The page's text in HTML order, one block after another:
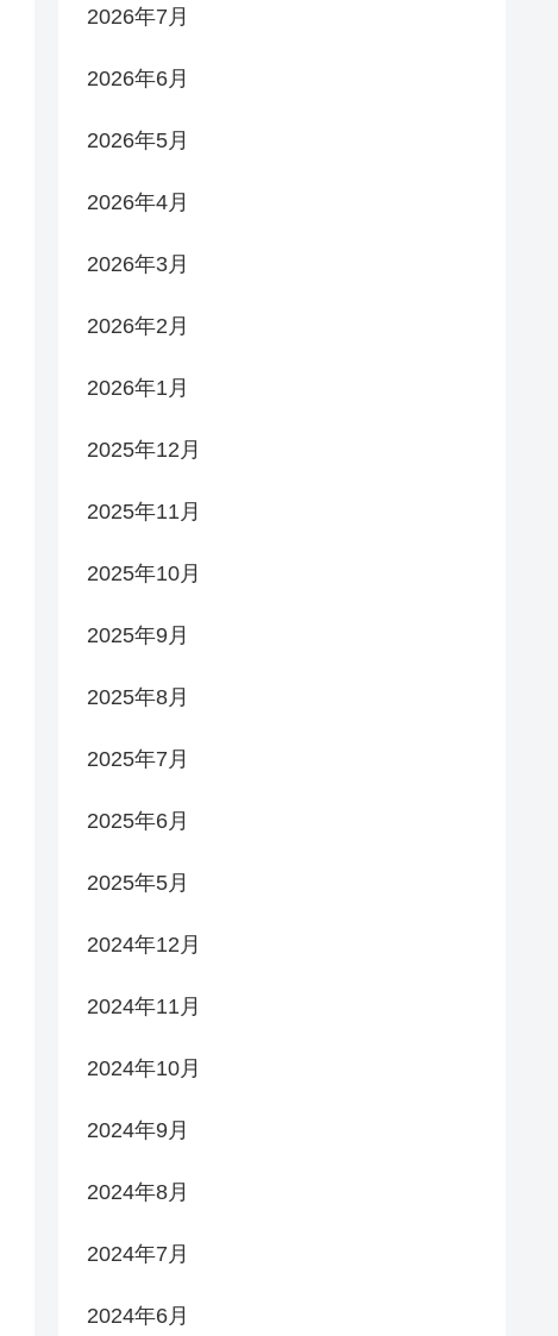
2026年7月
2026年6月
2026年5月
2026年4月
2026年3月
2026年2月
2026年1月
2025年12月
2025年11月
2025年10月
2025年9月
2025年8月
2025年7月
2025年6月
2025年5月
2024年12月
2024年11月
2024年10月
2024年9月
2024年8月
2024年7月
2024年6月